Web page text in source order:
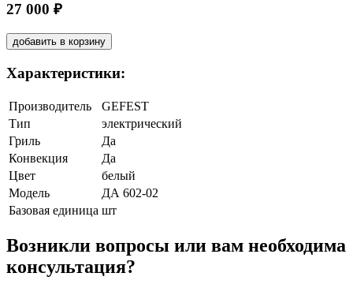
27 000 ₽
добавить в корзину
Характеристики:
Производитель
GEFEST
Тип
электрический
Гриль
Да
Конвекция
Да
Цвет
белый
Модель
ДА 602-02
Базовая единица шт
Возникли вопросы или вам необходима
консультация?